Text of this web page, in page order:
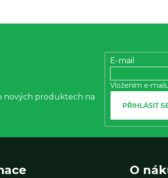
i
u
nových produktech na
E-mail
Vložením e-
PŘIHLÁSIT
O